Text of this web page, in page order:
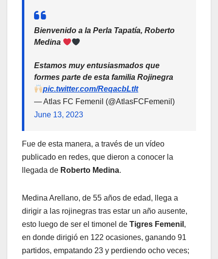
Bienvenido a la Perla Tapatía, Roberto
Medina
Estamos muy entusiasmados que
formes parte de esta familia Rojinegra
pic.twitter.com/ReqacbLtIt
— Atlas FC Femenil (@AtlasFCFemenil)
June 13, 2023
Fue de esta manera, a través de un vídeo
publicado en redes, que dieron a conocer la
llegada de Roberto Medina.
Medina Arellano, de 55 años de edad, llega a
dirigir a las rojinegras tras estar un año ausente,
esto luego de ser el timonel de Tigres Femenil ,
en donde dirigió en 122 ocasiones, ganando 91
partidos, empatando 23 y perdiendo ocho veces;